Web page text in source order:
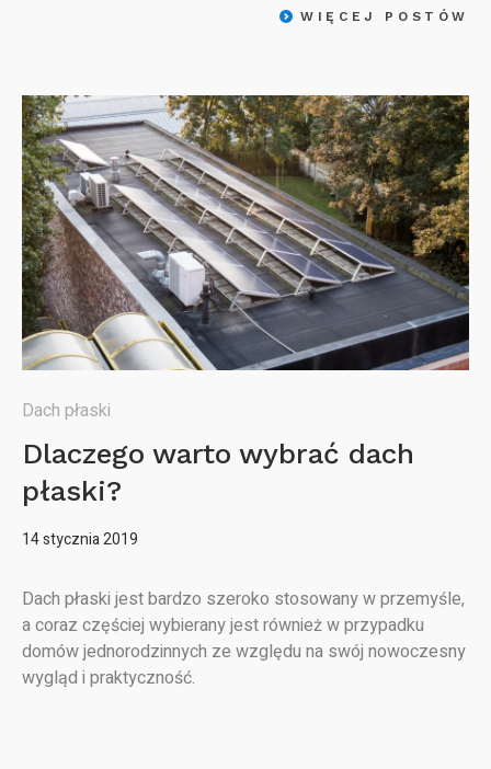
WIĘCEJ POSTÓW
Dach płaski
Dlaczego warto wybrać dach
płaski?
14 stycznia 2019
Dach płaski jest bardzo szeroko stosowany w przemyśle,
a coraz częściej wybierany jest również w przypadku
domów jednorodzinnych ze względu na swój nowoczesny
wygląd i praktyczność.